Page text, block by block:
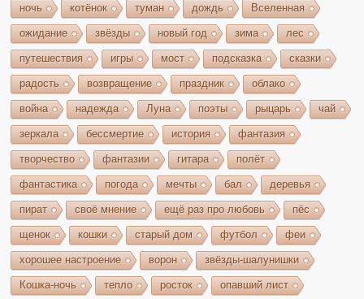
ночь котёнок туман дождь Вселенная
ожидание звёзды новый год зима лес
путешествия игры мост подсказка сказки
радость возвращение праздник облако
война надежда Луна поэты рыцарь чай
зеркала бессмертие история фантазия
творчество фантазии гитара полёт
фантастика погода мечты бал деревья
пират своё мнение ещё раз про любовь пёс
щенок кошки старый дом футбол феи
хорошее настроение ворон звёзды-шалунишки
Кошка-ночь тепло росток опавший лист